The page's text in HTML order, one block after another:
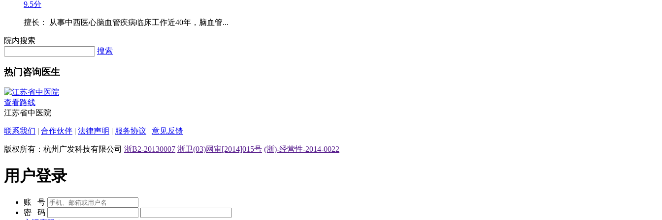
9.5分
擅长： 从事中西医心脑血管疾病临床工作近40年，脑血管...
院内搜索
搜索
热门咨询医生
查看路线
江苏省中医院
联系我们 | 合作伙伴 | 法律声明 | 服务协议 | 意见反馈
版权所有：杭州广发科技有限公司 浙B2-20130007 浙卫(03)网审[2014]015号 (浙)-经营性-2014-0022
用户登录
账 号
密 码